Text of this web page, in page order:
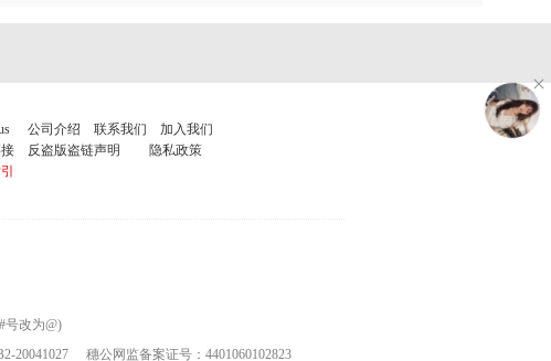
公司介绍 联系我们
加入我们
反盗版盗链声明
隐私政策
号改为@)
20041027 穗公网监备案证号：4401060102823